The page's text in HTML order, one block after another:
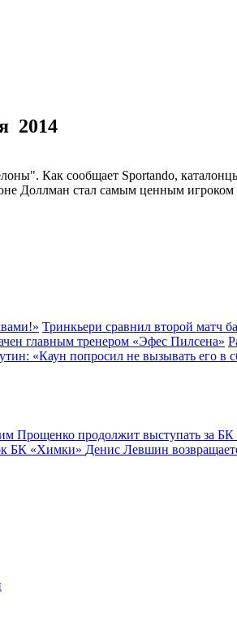
2014
Как сообщает Sportando,
Доллман стал самым ценным
Тринкьери сравнил второй
главным тренером «Эфес Пилсена»
«Каун попросил не вызывать его в
Прощенко продолжит выступать за
БК «Химки» Денис Левшин